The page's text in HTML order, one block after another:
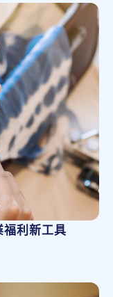
利新工具